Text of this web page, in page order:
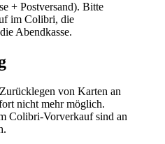
+ Postversand). Bitte
im Colibri, die
Abendkasse.
von Karten an
nicht mehr möglich.
Colibri-Vorverkauf sind an